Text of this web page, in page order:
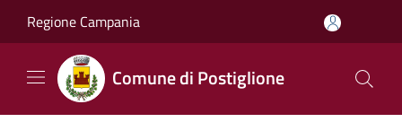
Regione Campania
Comune di Postiglione